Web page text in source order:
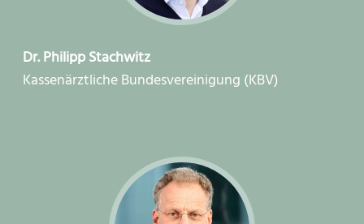
Dr. Philipp Stachwitz
Kassenärztliche Bundesvereinigung (KBV)